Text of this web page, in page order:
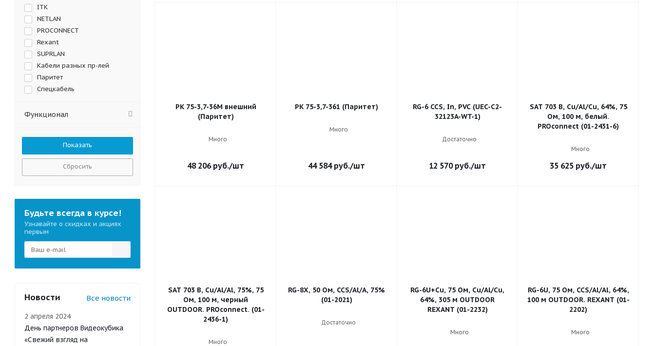
РК 75-3,7-36М внешний
(Паритет)
Много
48 206руб./шт
РК 75-3,7-361 (Паритет)
Много
44 584руб./шт
RG-6 CCS, In, PVC (UEC-C2-
32123A-WT-1)
Достаточно
12 570руб./шт
SAT 703 B, Cu/Al/Cu, 64%, 75
Ом, 100 м, белый.
PROconnect (01-2431-6)
Много
35 625 руб./шт
SAT 703 B, Cu/Al/Al, 75%, 75
Ом, 100 м, черный
OUTDOOR. PROconnect. (01-
2436-1)
Много
RG-8X, 50 Ом, CCS/Al/A, 75%
(01-2021)
Достаточно
RG-6U+Cu, 75 Ом, Cu/Al/Cu,
64%, 305 м OUTDOOR
REXANT (01-2232)
Много
RG-6U, 75 Ом, CCS/Al/Al, 64%,
100 м OUTDOOR. REXANT (01-
2202)
Много
ITK
NETLAN
PROCONNECT
Rexant
SUPRLAN
Кабели разных пр-лей
Паритет
Спецкабель
Функционал
Сбросить
Будьте всегда в курсе!
Узнавайте о скидках и акциях
первым
Новости Все новости
2 апреля 2024
День партнеров Видеокубика
«Свежий взгляд на